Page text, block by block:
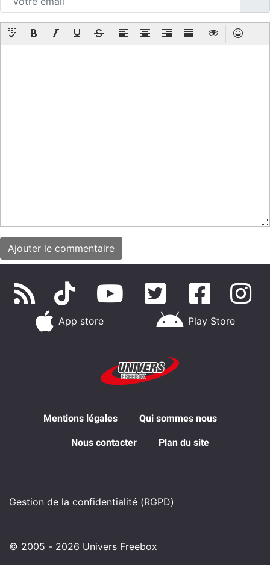
App store Play Store
Mentions légales Qui sommes nous
Nous contacter Plan du site
Gestion de la confidentialité (RGPD)
© 2005 - 2026 Univers Freebox